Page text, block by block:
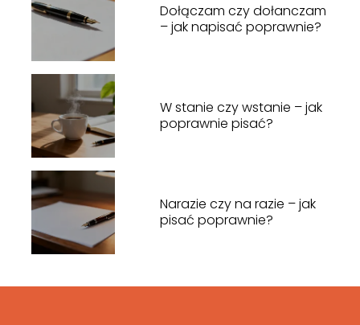
Dołączam czy dołanczam
– jak napisać poprawnie?
W stanie czy wstanie – jak
poprawnie pisać?
Narazie czy na razie – jak
pisać poprawnie?